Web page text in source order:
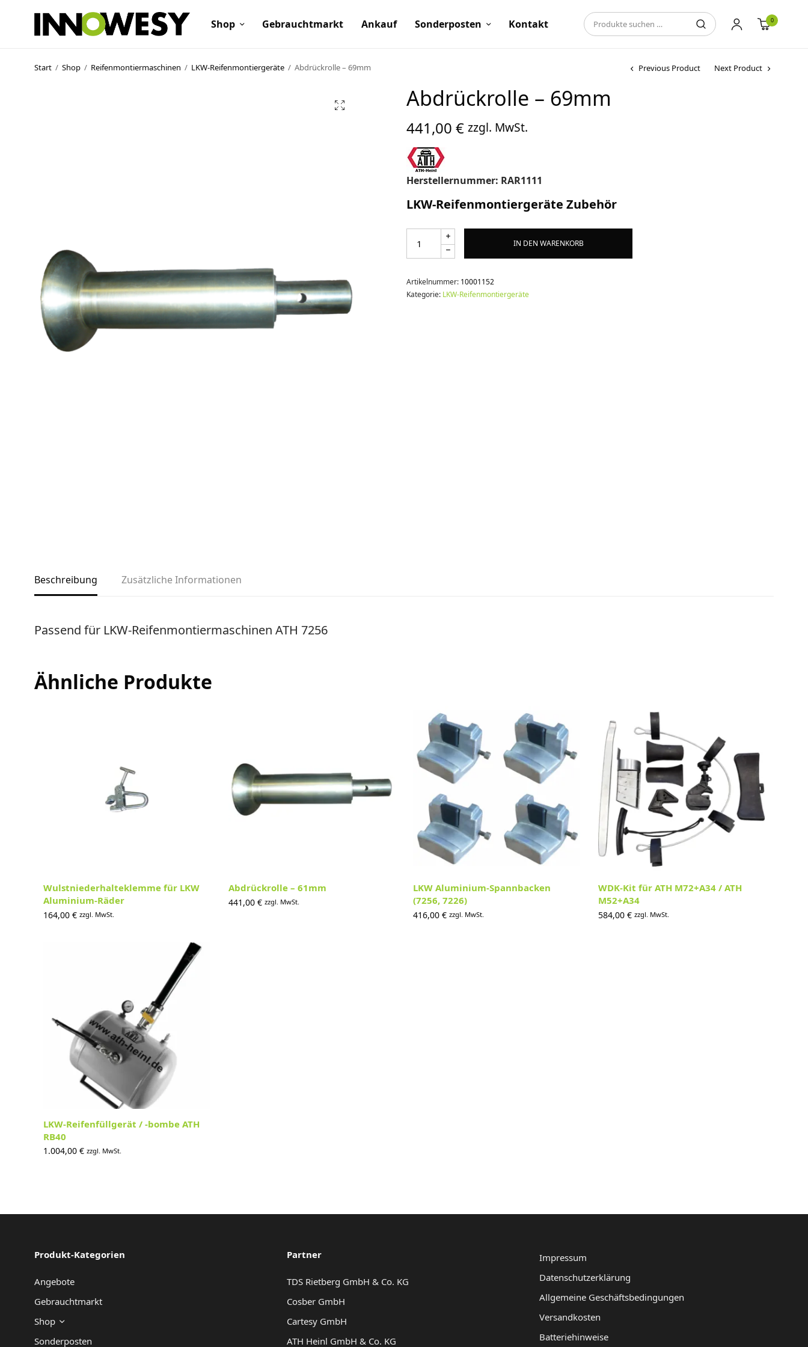
Shop Gebrauchtmarkt Ankauf Sonderposten Kontakt 0
Start / Shop / Reifenmontiermaschinen / LKW-Reifenmontiergeräte / Abdrückrolle – 69mm Previous Product Next Product
Abdrückrolle – 69mm
441,00€ zzgl. MwSt.
Herstellernummer: RAR1111
LKW-Reifenmontiergeräte Zubehör
IN DEN WARENKORB
Artikelnummer: 10001152
Kategorie: LKW-Reifenmontiergeräte
Beschreibung Zusätzliche Informationen
Passend für LKW-Reifenmontiermaschinen ATH 7256
Ähnliche Produkte
Wulstniederhalteklemme für LKW
Aluminium-Räder
164,00 € zzgl. MwSt.
Abdrückrolle – 61mm
441,00 € zzgl. MwSt.
LKW Aluminium-Spannbacken
(7256, 7226)
416,00 € zzgl. MwSt.
WDK-Kit für ATH M72+A34 / ATH
M52+A34
584,00 € zzgl. MwSt.
LKW-Reifenfüllgerät / -bombe ATH
RB40
1.004,00 € zzgl. MwSt.
Produkt-Kategorien
Angebote
Gebrauchtmarkt
Shop
Sonderposten
Partner
TDS Rietberg GmbH & Co. KG
Cosber GmbH
Cartesy GmbH
ATH Heinl GmbH & Co. KG
Impressum
Datenschutzerklärung
Allgemeine Geschäftsbedingungen
Versandkosten
Batteriehinweise